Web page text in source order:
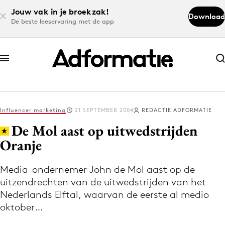
Jouw vak in je broekzak!
De beste leeservaring met de app
Download
Abonneer nu
Abonneer nu
Log in
Volg het laatste nieuws via de Adformatie
Nieuws app
Influencer marketing 21 SEPTEMBER 2004 REDACTIE ADFORMATIE
De Mol aast op uitwedstrijden
Oranje
Media-ondernemer John de Mol aast op de
uitzendrechten van de uitwedstrijden van het
Nederlands Elftal, waarvan de eerste al medio
oktober…